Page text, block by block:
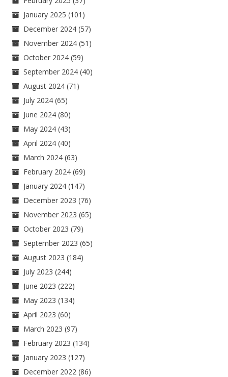
January 2025 (101)
December 2024 (57)
November 2024 (51)
October 2024 (59)
September 2024 (40)
August 2024 (71)
July 2024 (65)
June 2024 (80)
May 2024 (43)
April 2024 (40)
March 2024 (63)
February 2024 (69)
January 2024 (147)
December 2023 (76)
November 2023 (65)
October 2023 (79)
September 2023 (65)
August 2023 (184)
July 2023 (244)
June 2023 (222)
May 2023 (134)
April 2023 (60)
March 2023 (97)
February 2023 (134)
January 2023 (127)
December 2022 (86)